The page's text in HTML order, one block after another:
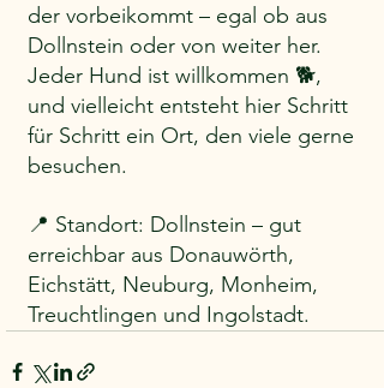
der vorbeikommt – egal ob aus
Dollnstein oder von weiter her.
Jeder Hund ist willkommen 🐕,
und vielleicht entsteht hier Schritt
für Schritt ein Ort, den viele gerne
besuchen.
📍 Standort: Dollnstein – gut
erreichbar aus Donauwörth,
Eichstätt, Neuburg, Monheim,
Treuchtlingen und Ingolstadt.